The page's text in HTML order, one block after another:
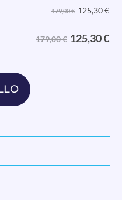
179,00 € 125,30€
179,00 € 125,30€